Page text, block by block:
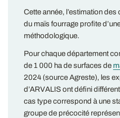
Cette année, l’estimation
du maïs fourrage profite
méthodologique.
Pour chaque département
de 1 000 ha de surfaces de
2024 (source Agreste), les
d’ARVALIS ont défini
cas type correspond à une
groupe de précocité